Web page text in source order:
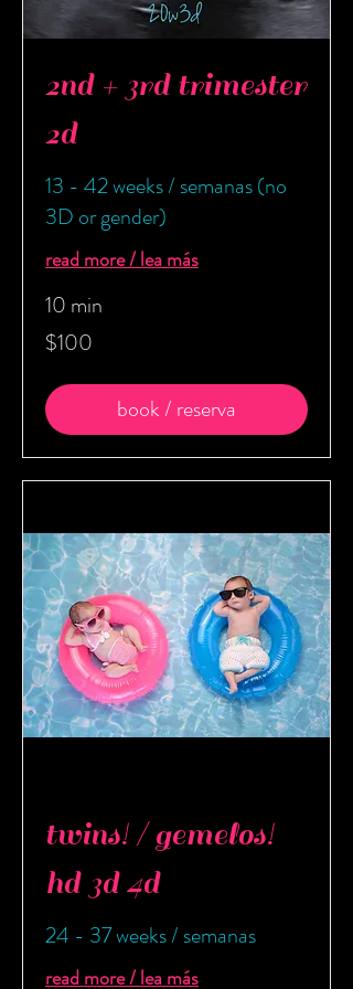
2nd + 3rd trimester
2d
13 - 42 weeks / semanas (no
3D or gender)
read more / lea más
10 min
100
US
dollars
$100
book / reserva
twins! / gemelos!
hd 3d 4d
24 - 37 weeks / semanas
read more / lea más